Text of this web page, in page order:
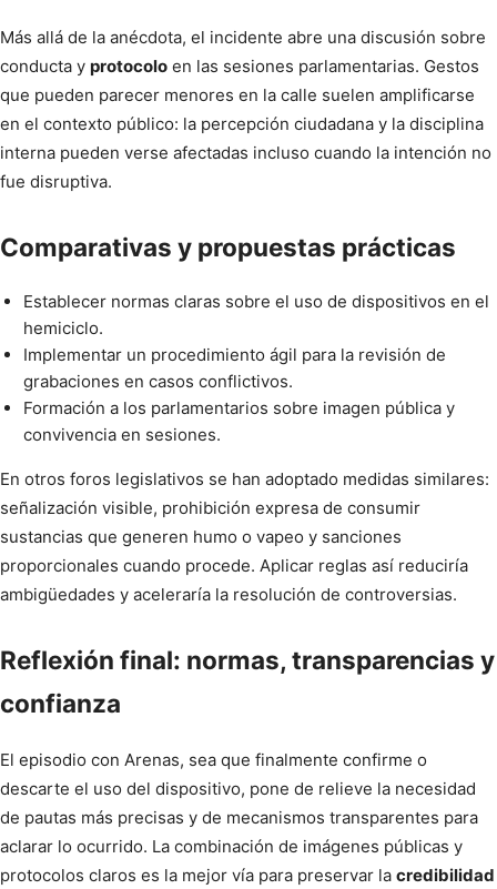
Más allá de la anécdota, el incidente abre una discusión sobre
conducta y protocolo en las sesiones parlamentarias. Gestos
que pueden parecer menores en la calle suelen amplificarse
en el contexto público: la percepción ciudadana y la disciplina
interna pueden verse afectadas incluso cuando la intención no
fue disruptiva.
Comparativas y propuestas prácticas
Establecer normas claras sobre el uso de dispositivos en el
hemiciclo.
Implementar un procedimiento ágil para la revisión de
grabaciones en casos conflictivos.
Formación a los parlamentarios sobre imagen pública y
convivencia en sesiones.
En otros foros legislativos se han adoptado medidas similares:
señalización visible, prohibición expresa de consumir
sustancias que generen humo o vapeo y sanciones
proporcionales cuando procede. Aplicar reglas así reduciría
ambigüedades y aceleraría la resolución de controversias.
Reflexión final: normas, transparencias y
confianza
El episodio con Arenas, sea que finalmente confirme o
descarte el uso del dispositivo, pone de relieve la necesidad
de pautas más precisas y de mecanismos transparentes para
aclarar lo ocurrido. La combinación de imágenes públicas y
protocolos claros es la mejor vía para preservar la credibilidad